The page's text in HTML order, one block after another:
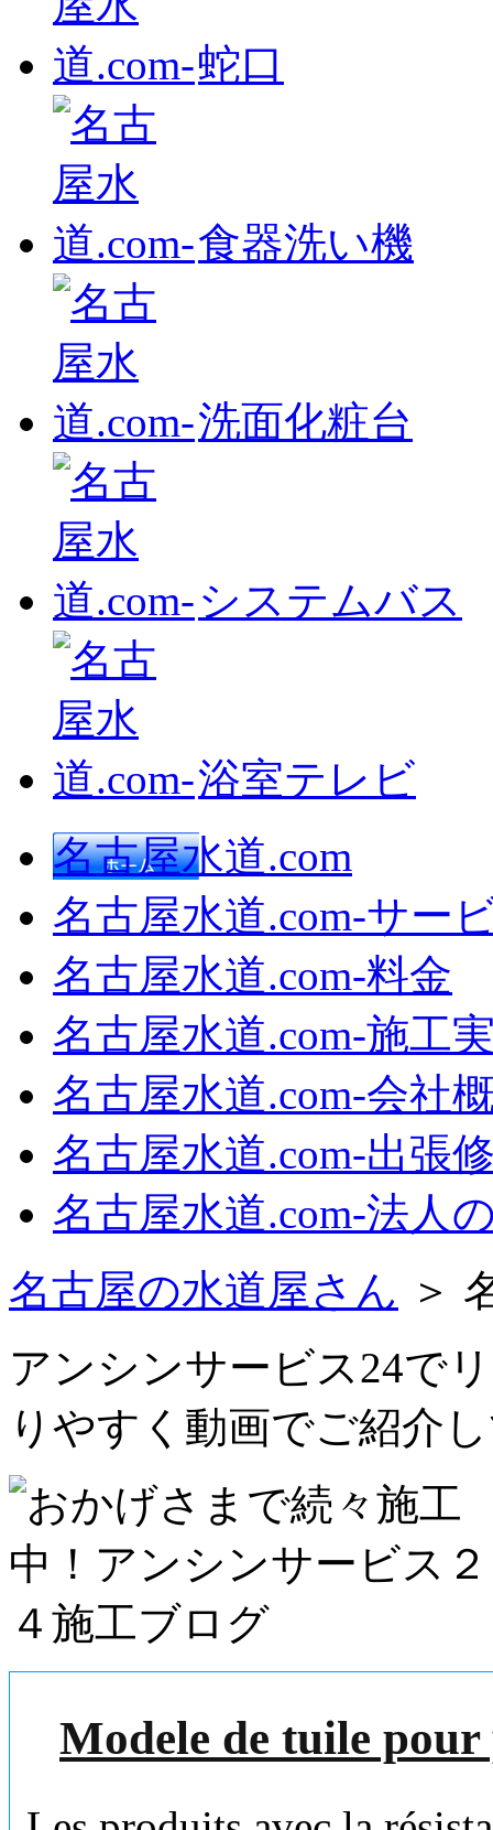
蛇口
食器洗い機
洗面化粧台
システムバス
浴室テレビ
名古屋水道.com
名古屋水道.com‐サー
名古屋水道.com‐料金
名古屋水道.com‐施工
名古屋水道.com‐会社
名古屋水道.com‐出張
名古屋水道.com‐法人
名古屋の水道屋さん ＞
アンシンサービス24で
りやすく動画でご紹介
Modele de tuile